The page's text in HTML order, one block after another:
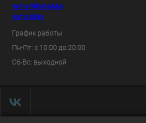
чат в WhatsApp
чат в Max
График работы
Пн-Пт: с 10:00 до 20:00
Сб-Вс: выходной